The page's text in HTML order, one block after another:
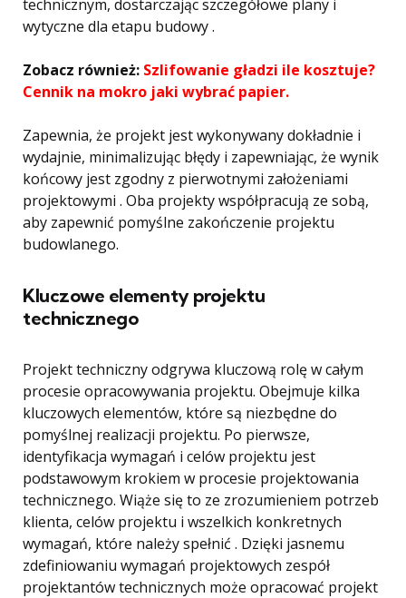
technicznym, dostarczając szczegółowe plany i
wytyczne dla etapu budowy .
Zobacz również: Szlifowanie gładzi ile kosztuje?
Cennik na mokro jaki wybrać papier.
Zapewnia, że ​​projekt jest wykonywany dokładnie i
wydajnie, minimalizując błędy i zapewniając, że wynik
końcowy jest zgodny z pierwotnymi założeniami
projektowymi . Oba projekty współpracują ze sobą,
aby zapewnić pomyślne zakończenie projektu
budowlanego.
Kluczowe elementy projektu
technicznego
Projekt techniczny odgrywa kluczową rolę w całym
procesie opracowywania projektu. Obejmuje kilka
kluczowych elementów, które są niezbędne do
pomyślnej realizacji projektu. Po pierwsze,
identyfikacja wymagań i celów projektu jest
podstawowym krokiem w procesie projektowania
technicznego. Wiąże się to ze zrozumieniem potrzeb
klienta, celów projektu i wszelkich konkretnych
wymagań, które należy spełnić . Dzięki jasnemu
zdefiniowaniu wymagań projektowych zespół
projektantów technicznych może opracować projekt